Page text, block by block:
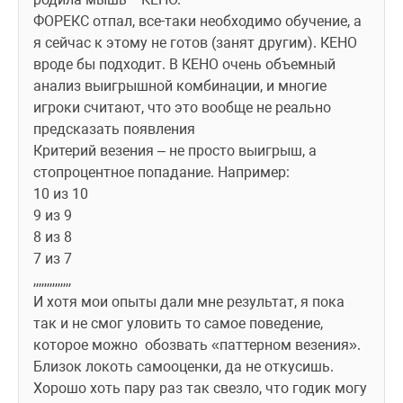
ФОРЕКС отпал, все-таки необходимо обучение, а
я сейчас к этому не готов (занят другим). КЕНО
вроде бы подходит. В КЕНО очень объемный
анализ выигрышной комбинации, и многие
игроки считают, что это вообще не реально
предсказать появления
Критерий везения – не просто выигрыш, а
стопроцентное попадание. Например:
10 из 10
9 из 9
8 из 8
7 из 7
,,,,,,,,,,,,,,
И хотя мои опыты дали мне результат, я пока
так и не смог уловить то самое поведение,
которое можно  обозвать «паттерном везения».
Близок локоть самооценки, да не откусишь.
Хорошо хоть пару раз так свезло, что годик могу